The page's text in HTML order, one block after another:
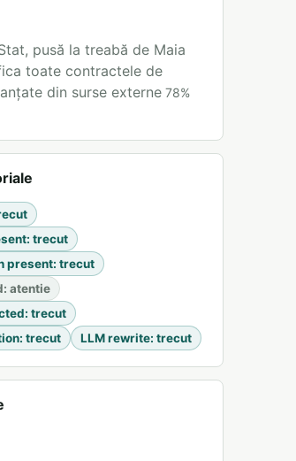
pusă la treabă de Maia
toate contractele de
din surse externe 78%
: trecut
present: trecut
: atentie
: trecut
: trecut LLM rewrite: trecut